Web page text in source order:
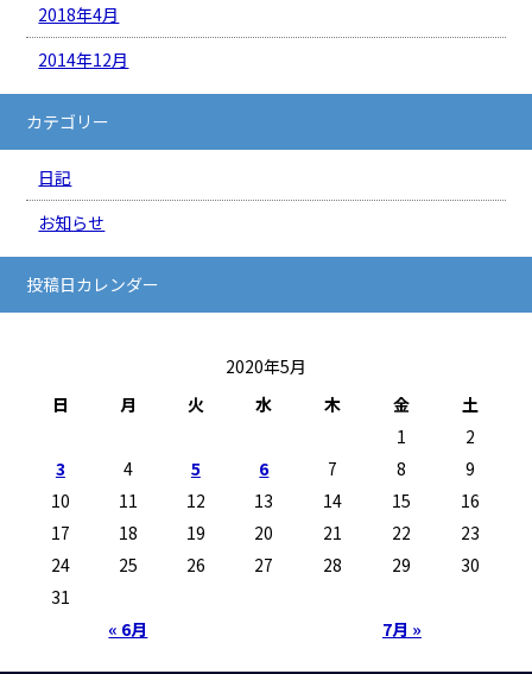
2018年4月
2014年12月
カテゴリー
日記
お知らせ
投稿日カレンダー
2020年5月
日
月 火 水 木 金 土
« 6月 7月 »
1
2
3
4 5 6 7 8
9
10
11 12 13 14 15
16
17
18 19 20 21 22
23
24
25 26 27 28 29
30
31